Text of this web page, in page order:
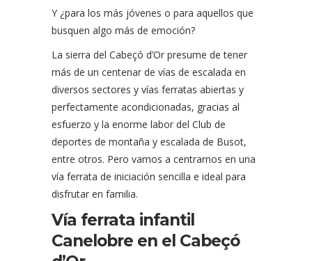
Y ¿para los más jóvenes o para aquellos que
busquen algo más de emoción?
La sierra del Cabeçó d’Or presume de tener
más de un centenar de vías de escalada en
diversos sectores y vías ferratas abiertas y
perfectamente acondicionadas, gracias al
esfuerzo y la enorme labor del Club de
deportes de montaña y escalada de Busot,
entre otros. Pero vamos a centrarnos en una
vía ferrata de iniciación sencilla e ideal para
disfrutar en familia.
Vía ferrata infantil
Canelobre en el Cabeçó